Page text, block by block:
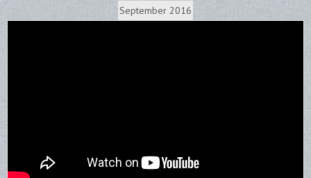
September 2016